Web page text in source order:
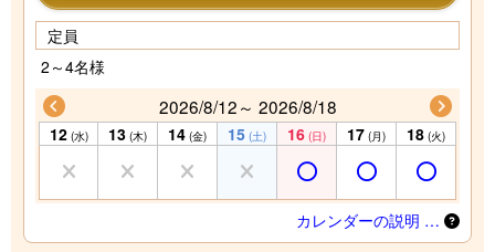
定員
2～4名様
2026/8/12～ 2026/8/18
12 (水) 13 (木) 14 (金) 15 (土) 16 (日) 17 (月) 18 (火)
カレンダーの説明 …